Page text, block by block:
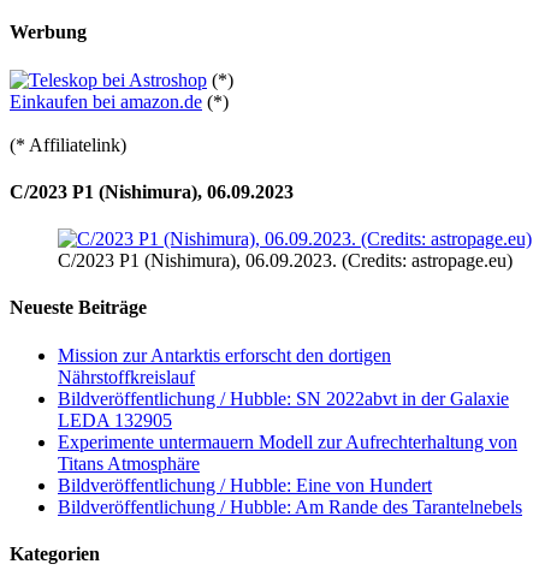
Werbung
(*)
Einkaufen bei amazon.de (*)
(* Affiliatelink)
C/2023 P1 (Nishimura), 06.09.2023
C/2023 P1 (Nishimura), 06.09.2023. (Credits: astropage.eu)
Neueste Beiträge
Mission zur Antarktis erforscht den dortigen
Nährstoffkreislauf
Bildveröffentlichung / Hubble: SN 2022abvt in der Galaxie
LEDA 132905
Experimente untermauern Modell zur Aufrechterhaltung von
Titans Atmosphäre
Bildveröffentlichung / Hubble: Eine von Hundert
Bildveröffentlichung / Hubble: Am Rande des Tarantelnebels
Kategorien